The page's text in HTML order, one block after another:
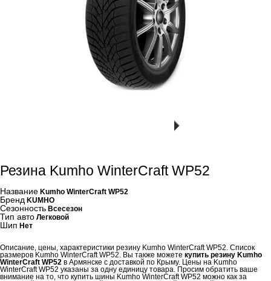
Резина Kumho WinterCraft WP52
Название Kumho WinterCraft WP52
Бренд KUMHO
Сезонность Всесезон
Тип авто Легковой
Шип Нет
Описание, цены, характеристики резину Kumho WinterCraft WP52. Список
размеров Kumho WinterCraft WP52. Вы также можете купить резину Kumho
WinterCraft WP52 в Армянске с доставкой по Крыму. Цены на Kumho
WinterCraft WP52 указаны за одну единицу товара. Просим обратить ваше
внимание на то, что купить шины Kumho WinterCraft WP52 можно как за